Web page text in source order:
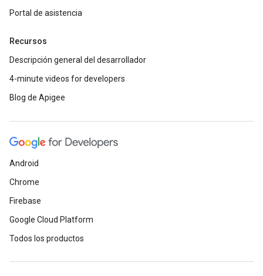
Portal de asistencia
Recursos
Descripción general del desarrollador
4-minute videos for developers
Blog de Apigee
Android
Chrome
Firebase
Google Cloud Platform
Todos los productos